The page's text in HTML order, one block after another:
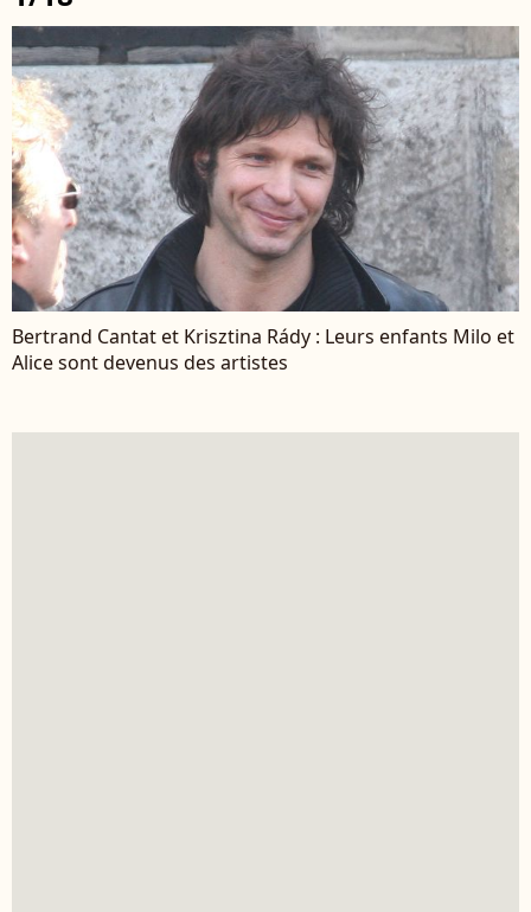
Bertrand Cantat et Krisztina Rády : Leurs enfants Milo et
Alice sont devenus des artistes